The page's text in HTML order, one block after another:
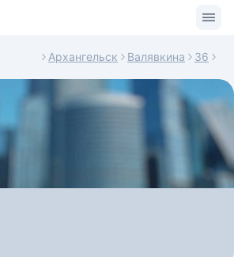
Архангельск Валявкина 36